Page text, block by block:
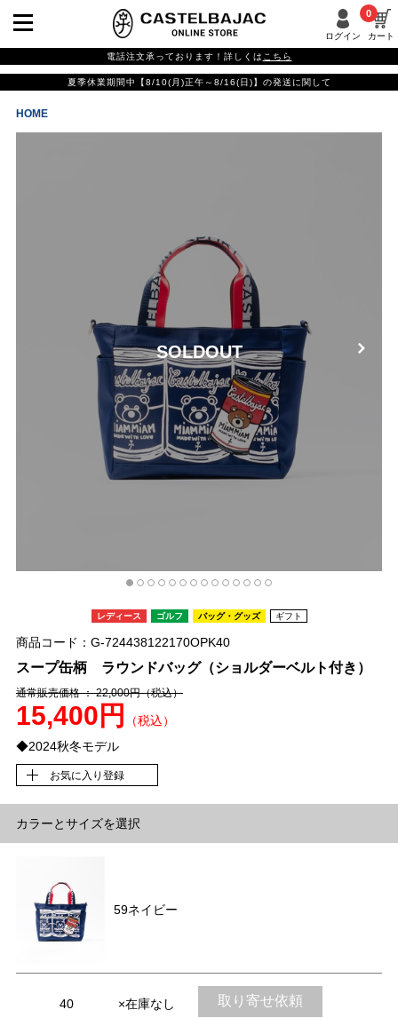
ログイン カート
0
電話注文承っております！詳しくは こちら
夏季休業期間中【8/10(月)正午～8/16(日)】の発送に関して
HOME
SOLDOUT
レディース ゴルフ バッグ・グッズ ギフト
商品コード：G-724438122170OPK40
スープ缶柄 ラウンドバッグ（ショルダーベルト付き）
通常販売価格 ： 22,000円（税込）
15,400円
（税込）
◆2024秋冬モデル
お気に入り登録
カラーとサイズを選択
59ネイビー
40 ×在庫なし 取り寄せ依頼